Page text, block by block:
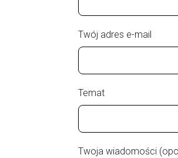
Twój adres e-mail
Temat
Twoja wiadomości